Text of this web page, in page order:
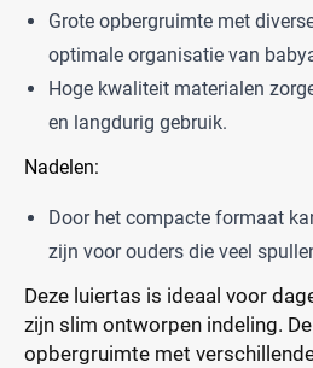
Grote opbergruimte met
optimale organisatie van
Hoge kwaliteit materialen
en langdurig gebruik.
Nadelen:
Door het compacte formaat
zijn voor ouders die veel
Deze luiertas is ideaal voor
zijn slim ontworpen indeling.
opbergruimte met